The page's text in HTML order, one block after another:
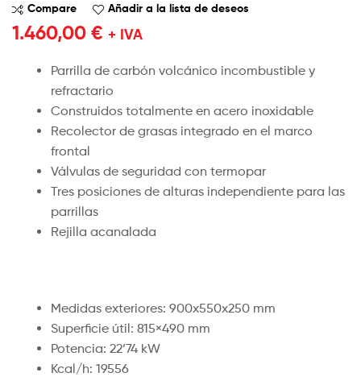
Compare Añadir a la lista de deseos
1.460,00 € + IVA
Parrilla de carbón volcánico incombustible y
refractario
Construidos totalmente en acero inoxidable
Recolector de grasas integrado en el marco
frontal
Válvulas de seguridad con termopar
Tres posiciones de alturas independiente para las
parrillas
Rejilla acanalada
Medidas exteriores: 900x550x250 mm
Superficie útil: 815×490 mm
Potencia: 22’74 kW
Kcal/h: 19556